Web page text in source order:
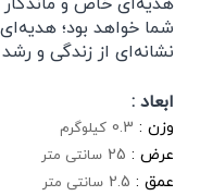
شما خواهد بود؛
نشانه‌ای از زندگی و
ابعاد :
وزن : 0.3 کیلوگرم
عرض : 25 سانتی متر
عمق : 2.5 سانتی متر